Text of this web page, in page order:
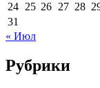
24 25 26 27 28
31
« Июл
Рубрики